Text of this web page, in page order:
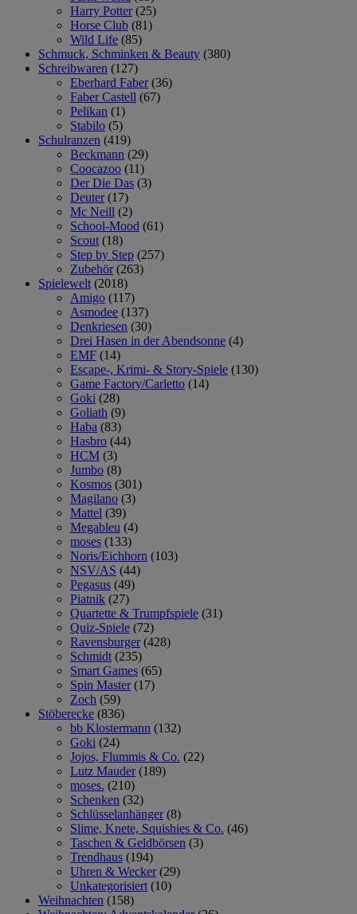
Harry Potter (25)
Horse Club (81)
Wild Life (85)
Schmuck, Schminken & Beauty (380)
Schreibwaren (127)
Eberhard Faber (36)
Faber Castell (67)
Pelikan (1)
Stabilo (5)
Schulranzen (419)
Beckmann (29)
Coocazoo (11)
Der Die Das (3)
Deuter (17)
Mc Neill (2)
School-Mood (61)
Scout (18)
Step by Step (257)
Zubehör (263)
Spielewelt (2018)
Amigo (117)
Asmodee (137)
Denkriesen (30)
Drei Hasen in der Abendsonne (4)
EMF (14)
Escape-, Krimi- & Story-Spiele (130)
Game Factory/Carletto (14)
Goki (28)
Goliath (9)
Haba (83)
Hasbro (44)
HCM (3)
Jumbo (8)
Kosmos (301)
Magilano (3)
Mattel (39)
Megableu (4)
moses (133)
Noris/Eichhorn (103)
NSV/AS (44)
Pegasus (49)
Piatnik (27)
Quartette & Trumpfspiele (31)
Quiz-Spiele (72)
Ravensburger (428)
Schmidt (235)
Smart Games (65)
Spin Master (17)
Zoch (59)
Stöberecke (836)
bb Klostermann (132)
Goki (24)
Jojos, Flummis & Co. (22)
Lutz Mauder (189)
moses. (210)
Schenken (32)
Schlüsselanhänger (8)
Slime, Knete, Squishies & Co. (46)
Taschen & Geldbörsen (3)
Trendhaus (194)
Uhren & Wecker (29)
Unkategorisiert (10)
Weihnachten (158)